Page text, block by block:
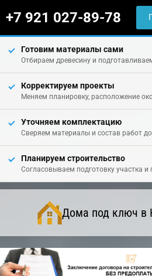
+7 921 027-89-78
Готовим материалы сами
Отбираем древесину и
Корректируем проекты
Меняем планировку, расположение
Уточняем комплектацию
Сверяем материалы и состав работ
Планируем строительство
Согласовываем подготовку участка и
Дома под ключ в